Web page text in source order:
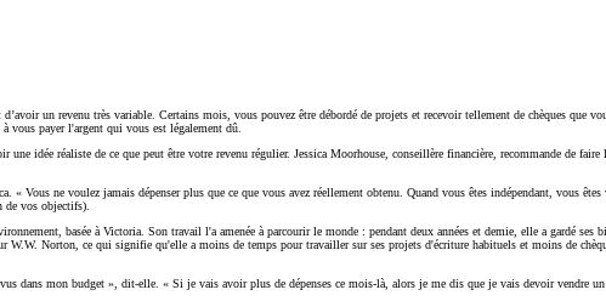
un revenu très variable. Certains mois, vous pouvez être débordé de projets et recevoir tellement de chèques que
vous payer l'argent qui vous est légalement dû.
idée réaliste de ce que peut être votre revenu régulier. Jessica Moorhouse, conseillère financière, recommande de
« Vous ne voulez jamais dépenser plus que ce que vous avez réellement obtenu. Quand vous êtes indépendant, vous
de vos objectifs).
basée à Victoria. Son travail l'a amenée à parcourir le monde : pendant deux années et demie, elle a gardé
Norton, ce qui signifie qu'elle a moins de temps pour travailler sur ses projets d'écriture habituels et moins de
dans mon budget », dit-elle. « Si je vais avoir plus de dépenses ce mois-là, alors je me dis que je vais devoir vendre